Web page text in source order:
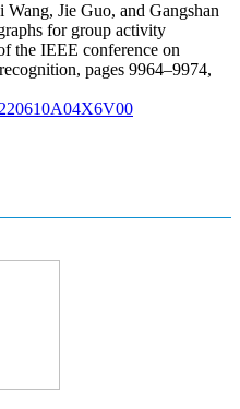
Jie Guo, and Gangshan
for group activity
the IEEE conference on
pages 9964–9974,